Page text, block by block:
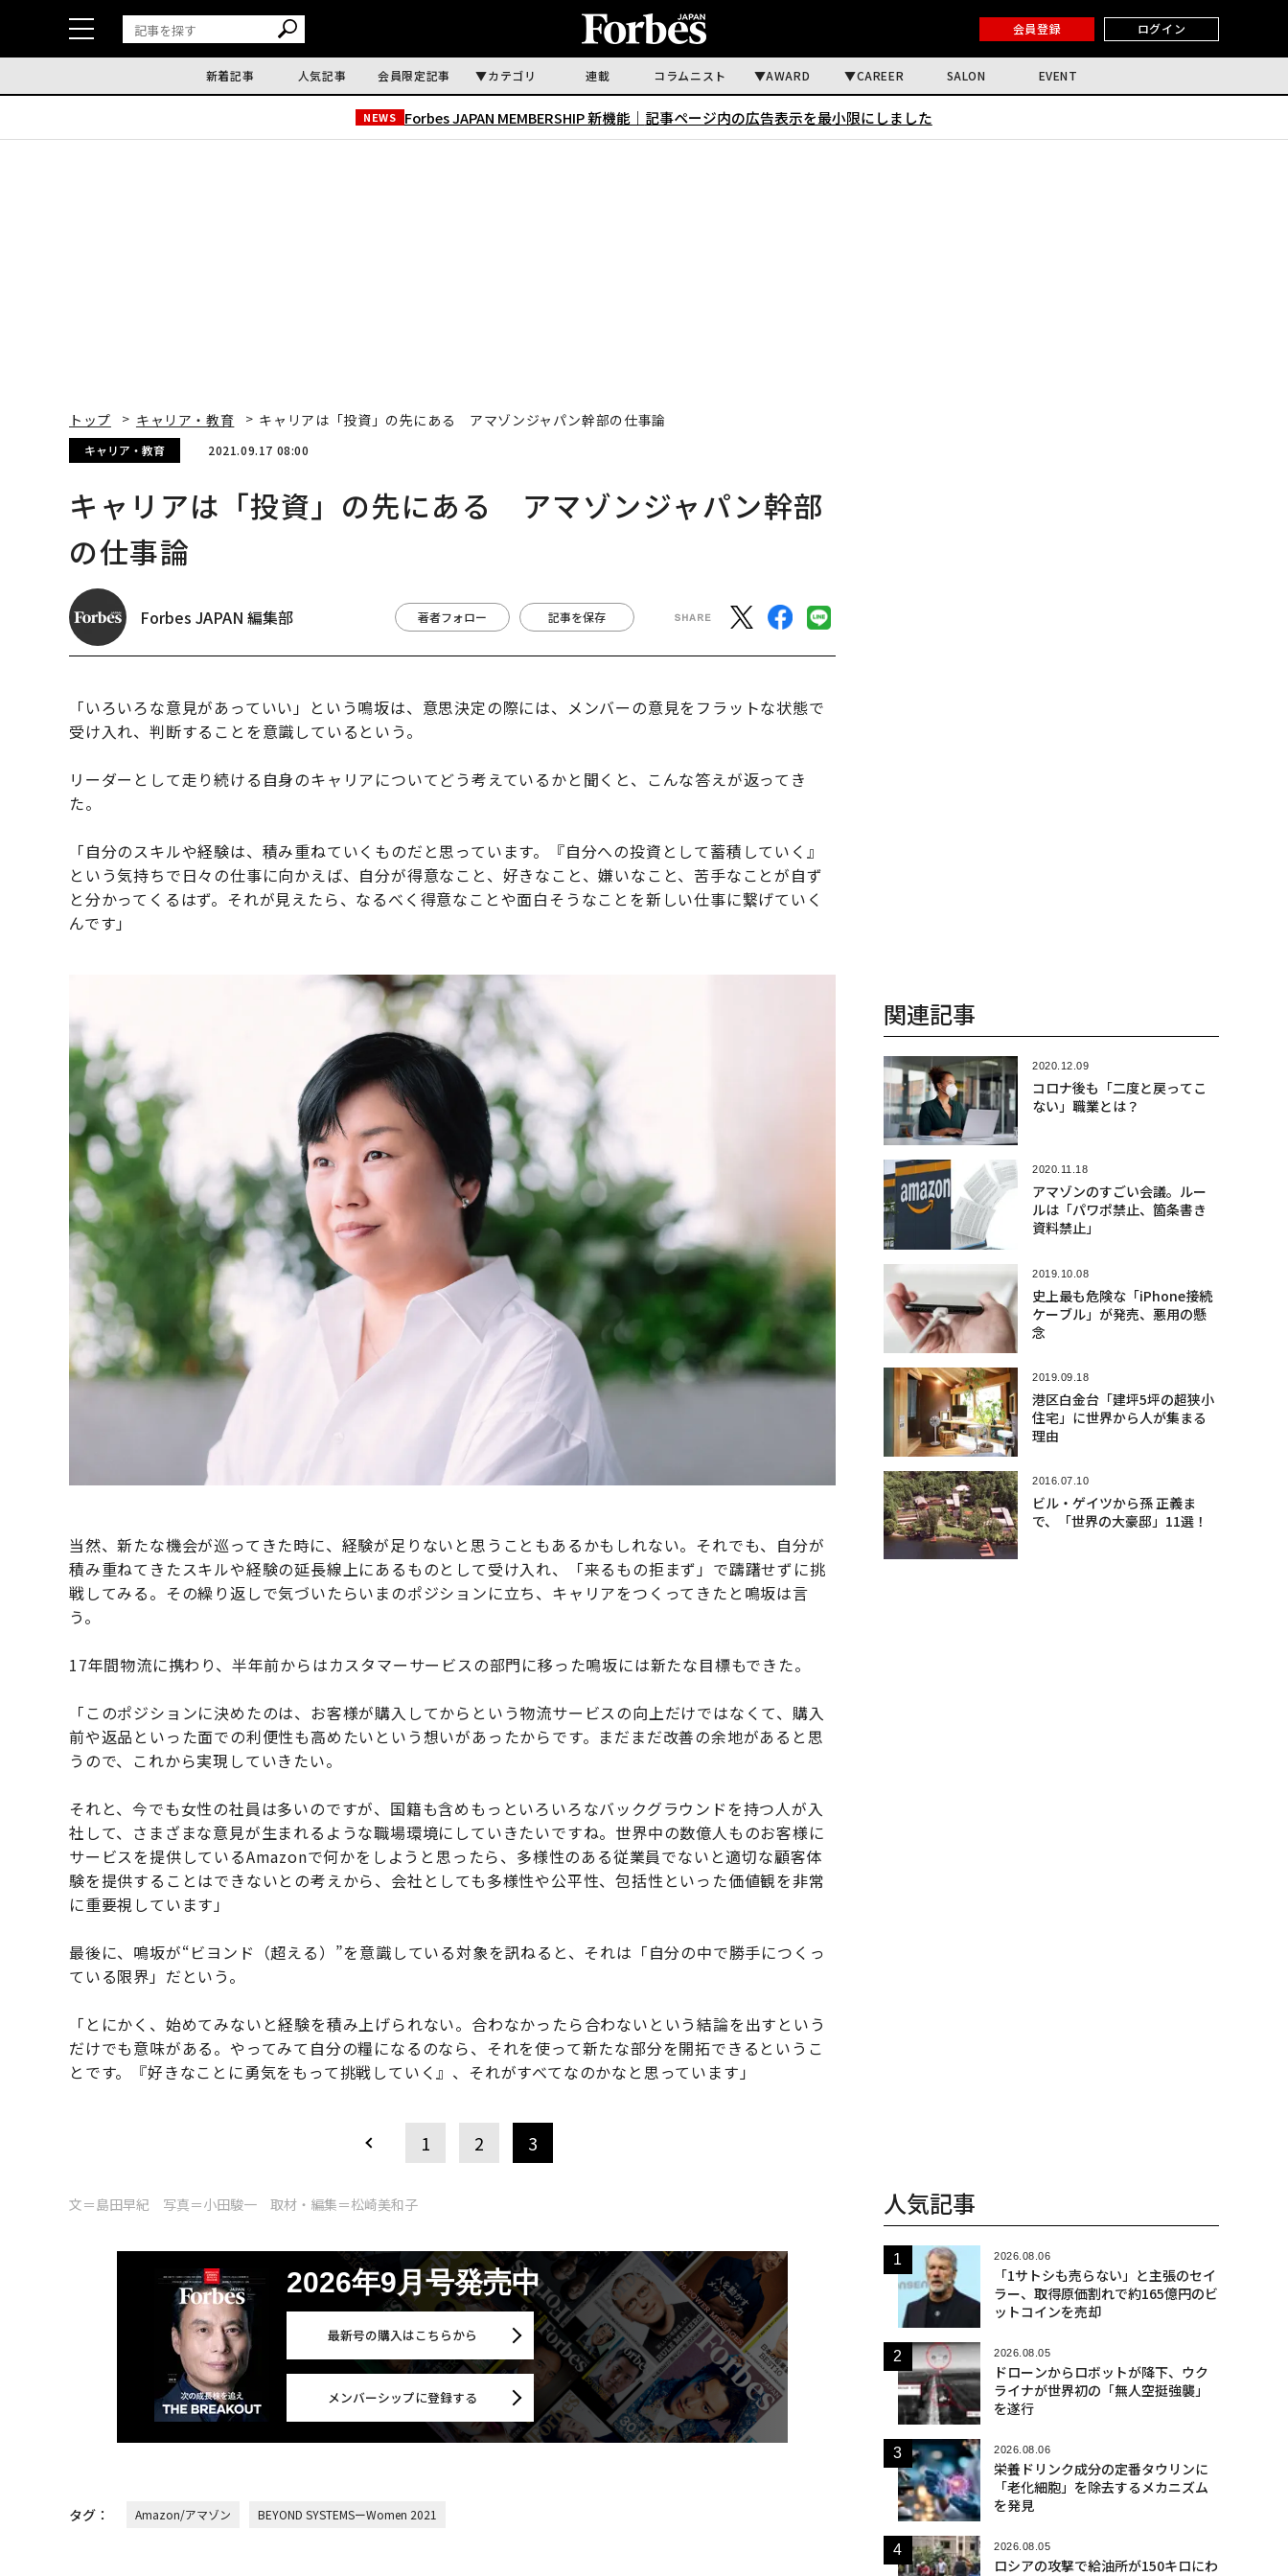
会員登録 ログイン
新着記事 人気記事 会員限定記事 カテゴリ 連載 コラムニスト AWARD CAREER SALON EVENT
NEWS Forbes JAPAN MEMBERSHIP 新機能｜ 記事ページ内の広告表示を最小限にしました
トップ キャリア・教育 キャリアは「投資」の先にある アマゾンジャパン幹部の仕事論
キャリア・教育 2021.09.17 08:00
キャリアは「投資」の先にある アマゾンジャパン幹部
の仕事論
Forbes JAPAN 編集部 著者フォロー 記事を保存
「いろいろな意見があっていい」という鳴坂は、意思決定の際には、メンバーの意見をフラットな状態で
受け入れ、判断することを意識しているという。
リーダーとして走り続ける自身のキャリアについてどう考えているかと聞くと、こんな答えが返ってき
た。
「自分のスキルや経験は、積み重ねていくものだと思っています。『自分への投資として蓄積していく』
という気持ちで日々の仕事に向かえば、自分が得意なこと、好きなこと、嫌いなこと、苦手なことが自ず
と分かってくるはず。それが見えたら、なるべく得意なことや面白そうなことを新しい仕事に繋げていく
んです」
当然、新たな機会が巡ってきた時に、経験が足りないと思うこともあるかもしれない。それでも、自分が
積み重ねてきたスキルや経験の延長線上にあるものとして受け入れ、「来るもの拒まず」で躊躇せずに挑
戦してみる。その繰り返しで気づいたらいまのポジションに立ち、キャリアをつくってきたと鳴坂は言
う。
17年間物流に携わり、半年前からはカスタマーサービスの部門に移った鳴坂には新たな目標もできた。
「このポジションに決めたのは、お客様が購入してからという物流サービスの向上だけではなくて、購入
前や返品といった面での利便性も高めたいという想いがあったからです。まだまだ改善の余地があると思
うので、これから実現していきたい。
それと、今でも女性の社員は多いのですが、国籍も含めもっといろいろなバックグラウンドを持つ人が入
社して、さまざまな意見が生まれるような職場環境にしていきたいですね。世界中の数億人ものお客様に
サービスを提供しているAmazonで何かをしようと思ったら、多様性のある従業員でないと適切な顧客体
験を提供することはできないとの考えから、会社としても多様性や公平性、包括性といった価値観を非常
に重要視しています」
最後に、鳴坂が“ビヨンド（超える）”を意識している対象を訊ねると、それは「自分の中で勝手につくっ
ている限界」だという。
「とにかく、始めてみないと経験を積み上げられない。合わなかったら合わないという結論を出すという
だけでも意味がある。やってみて自分の糧になるのなら、それを使って新たな部分を開拓できるというこ
とです。『好きなことに勇気をもって挑戦していく』、それがすべてなのかなと思っています」
1 2 3
文＝島田早紀 写真＝小田駿一 取材・編集＝松崎美和子
2026年9月号発売中
最新号の購入はこちらから
メンバーシップに登録する
タグ： Amazon/アマゾン BEYOND SYSTEMSーWomen 2021
関連記事
2020.12.09
コロナ後も「二度と戻ってこ
ない」職業とは？
2020.11.18
アマゾンのすごい会議。ルー
ルは「パワポ禁止、箇条書き
資料禁止」
2019.10.08
史上最も危険な「iPhone接続
ケーブル」が発売、悪用の懸
念
2019.09.18
港区白金台「建坪5坪の超狭小
住宅」に世界から人が集まる
理由
2016.07.10
ビル・ゲイツから孫 正義ま
で、「世界の大豪邸」11選！
人気記事
2026.08.06
「1サトシも売らない」と主張のセイ
ラー、取得原価割れで約165億円のビ
ットコインを売却
2026.08.05
ドローンからロボットが降下、ウク
ライナが世界初の「無人空挺強襲」
を遂行
2026.08.06
栄養ドリンク成分の定番タウリンに
「老化細胞」を除去するメカニズム
を発見
2026.08.05
ロシアの攻撃で給油所が150キロにわ